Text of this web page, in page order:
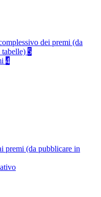
dei premi (da
5
4
premi (da pubblicare in